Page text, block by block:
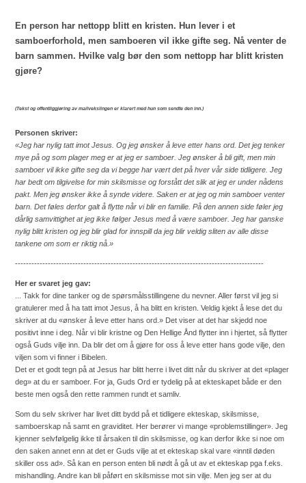
En person har nettopp blitt en kristen. Hun lever i et
samboerforhold, men samboeren vil ikke gifte seg. Nå venter de
barn sammen. Hvilke valg bør den som nettopp har blitt kristen
gjøre?
(Tekst og offentliggjøring av mailvekslingen er klarert med hun som sendte den inn.)
Personen skriver:
«Jeg har nylig tatt imot Jesus. Og jeg ønsker å leve etter hans ord. Det jeg tenker
mye på og som plager meg er at jeg er samboer. Jeg ønsker å bli gift, men min
samboer vil ikke gifte seg da vi begge har vært det på hver vår side tidligere. Jeg
har bedt om tilgivelse for min skilsmisse og forstått det slik at jeg er under nådens
pakt. Men jeg ønsker ikke å synde videre. Saken er at jeg og min samboer venter
barn. Det føles derfor galt å flytte når vi blir en familie. På den annen side føler jeg
dårlig samvittighet at jeg ikke følger Jesus med å være samboer. Jeg har ganske
nylig blitt kristen og jeg blir glad for innspill da jeg blir veldig sliten av alle disse
tankene om som er riktig nå.»
-------------------------------------------------------------------------------------------
Her er svaret jeg gav:
... Takk for dine tanker og de spørsmålsstillingene du nevner. Aller først vil jeg si
gratulerer med å ha tatt imot Jesus, å ha blitt en kristen. Veldig kjekt å lese det du
skriver at du «ønsker å leve etter hans ord.» Det viser at det har skjedd noe
positivt inne i deg. Når vi blir kristne og Den Hellige Ånd flytter inn i hjertet, så flytter
også Guds vilje inn. Da blir det om å gjøre for oss å leve etter hans gode vilje, den
viljen som vi finner i Bibelen.
Det er et godt tegn på at Jesus har blitt herre i livet ditt når du skriver at det «plager
deg» at du er samboer. For ja, Guds Ord er tydelig på at ekteskapet både er den
beste men også den rette rammen rundt et samliv.
Som du selv skriver har livet ditt bydd på et tidligere ekteskap, skilsmisse,
samboerskap nå samt en graviditet. Her berører vi mange «problemstillinger». Jeg
kjenner selvfølgelig ikke til årsaken til din skilsmisse, og kan derfor ikke si noe om
den saken annet enn at det er Guds vilje at et ekteskap skal vare «inntil døden
skiller oss ad». Så kan en person enten bli nødt å gå ut av et ekteskap pga f.eks.
mishandling. Andre kan bli påført en skilsmisse mot sin vilje. Men jeg ser at du